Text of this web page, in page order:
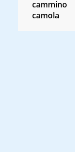
cammino
camola